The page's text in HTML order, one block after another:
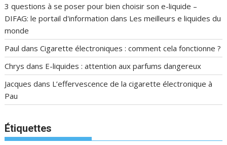
3 questions à se poser pour bien choisir son e-liquide –
DIFAG: le portail d'information dans Les meilleurs e liquides du
monde
Paul dansCigarette électroniques : comment cela fonctionne ?
Chrys dans E-liquides : attention aux parfums dangereux
Jacques dans L’effervescence de la cigarette électronique à
Pau
Étiquettes